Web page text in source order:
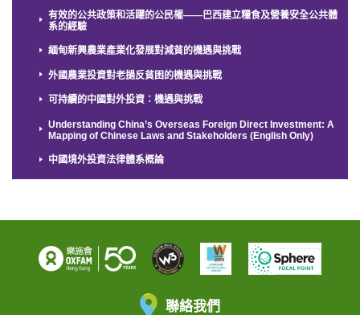
有效的公共政策和活躍的公民權——巴西建立糧食及營養安全公共體
系的經驗
緬甸新興農業產業化發展對減貧的機遇與挑戰
外國農業投資對老撾反貧困的機遇與挑戰
可持續的中國對外投資：機遇與挑戰
Understanding China’s Overseas Foreign Direct Investment: A
Mapping of Chinese Laws and Stakeholders (English Only)
中國境外投資法律體系概論
聯絡我們